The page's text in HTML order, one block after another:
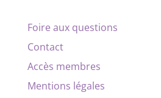
Foire aux questions
Contact
Accès membres
Mentions légales